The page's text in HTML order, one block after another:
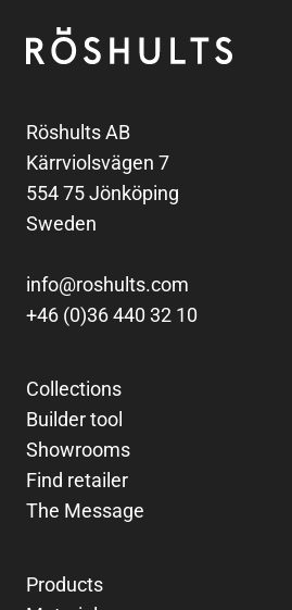
Röshults
Röshults AB
Kärrviolsvägen 7
554 75 Jönköping
Sweden
info@roshults.com
+46 (0)36 440 32 10
Collections
Builder tool
Showrooms
Find retailer
The Message
Products